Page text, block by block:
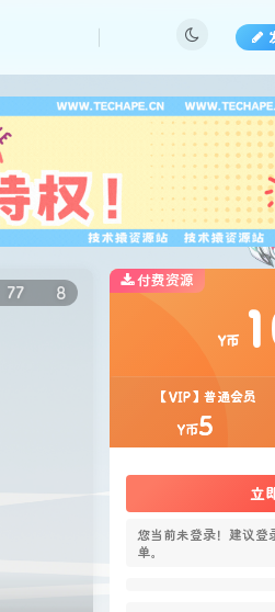
77 8
付费资源
Y币
【VIP】普通会员
Y币5
立
您当前未登录！建议登
单。